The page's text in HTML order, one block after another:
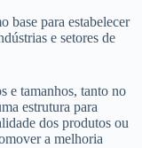
base para estabelecer
e setores de
e tamanhos, tanto no
estrutura para
dos produtos ou
a melhoria